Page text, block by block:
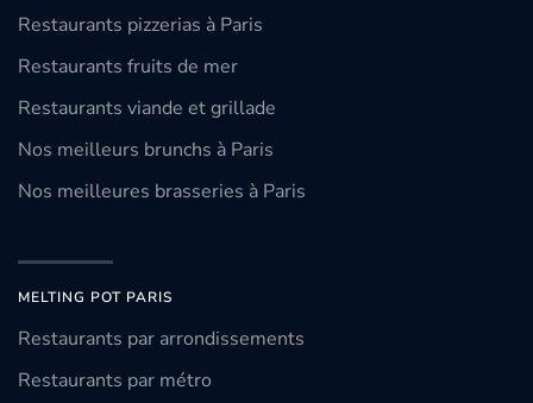
Restaurants pizzerias à Paris
Restaurants fruits de mer
Restaurants viande et grillade
Nos meilleurs brunchs à Paris
Nos meilleures brasseries à Paris
MELTING POT PARIS
Restaurants par arrondissements
Restaurants par métro